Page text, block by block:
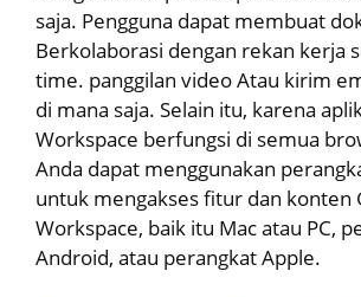
saja. Pengguna dapat membuat
Berkolaborasi dengan rekan kerja
time. panggilan video Atau kirim
di mana saja. Selain itu, karena
Workspace berfungsi di semua
Anda dapat menggunakan
untuk mengakses fitur dan konten
Workspace, baik itu Mac atau PC,
Android, atau perangkat Apple.